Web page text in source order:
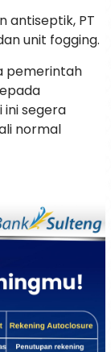
antiseptik, PT
unit fogging.
pemerintah
segera
normal